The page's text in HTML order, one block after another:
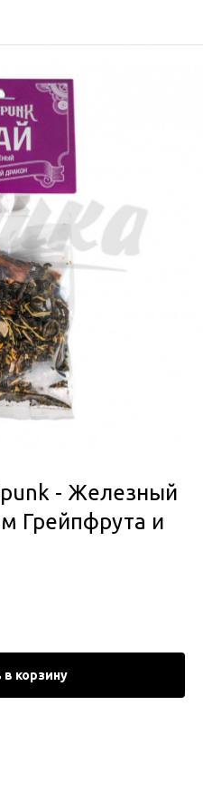
- Железный
Грейпфрута и
корзину